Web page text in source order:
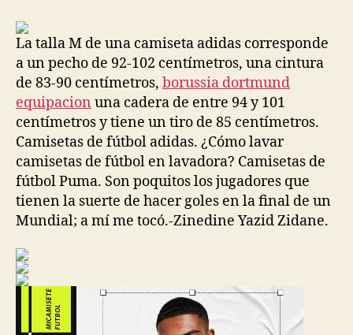
La talla M de una camiseta adidas corresponde
a un pecho de 92-102 centímetros, una cintura
de 83-90 centímetros, borussia dortmund
equipacion una cadera de entre 94 y 101
centímetros y tiene un tiro de 85 centímetros.
Camisetas de fútbol adidas. ¿Cómo lavar
camisetas de fútbol en lavadora? Camisetas de
fútbol Puma. Son poquitos los jugadores que
tienen la suerte de hacer goles en la final de un
Mundial; a mí me tocó.-Zinedine Yazid Zidane.